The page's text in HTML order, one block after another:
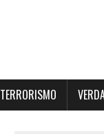
TERRORISMO